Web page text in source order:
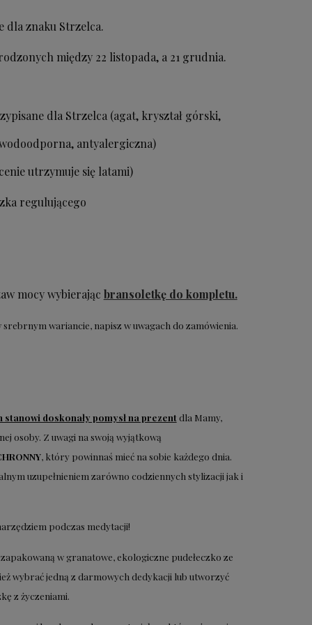
dla znaku Strzelca.
między 22 listopada, a 21 grudnia.
dla Strzelca (agat, kryształ górski,
antyalergiczna)
utrzymuje się latami)
regulującego
mocy wybierając bransoletkę do kompletu.
srebrnym wariancie, napisz w uwagach do zamówienia.
doskonały pomysł na prezent dla Mamy,
osoby. Z uwagi na swoją wyjątkową
, który powinnaś mieć na sobie każdego dnia.
uzupełnieniem zarówno codziennych stylizacji jak i
podczas medytacji!
w granatowe, ekologiczne pudełeczko ze
wybrać jedną z darmowych dedykacji lub utworzyć
z życzeniami.